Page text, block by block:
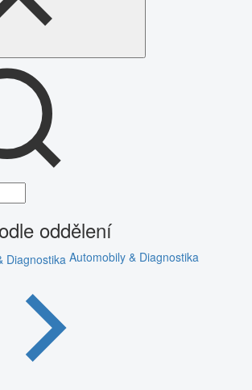
oddělení
Automobily & Diagnostika